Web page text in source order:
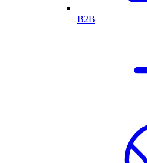
B2B